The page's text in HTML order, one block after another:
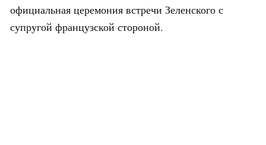
официальная церемония встречи Зеленского с
супругой французской стороной.